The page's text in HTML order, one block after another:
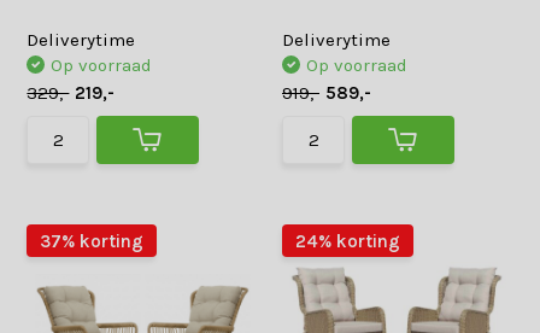
Deliverytime
Op voorraad
329,- 219,-
Deliverytime
Op voorraad
919,- 589,-
37% korting 24% korting